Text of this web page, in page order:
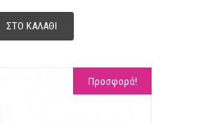
ΣΤΟ ΚΑΛΑΘΙ
Προσφορά!